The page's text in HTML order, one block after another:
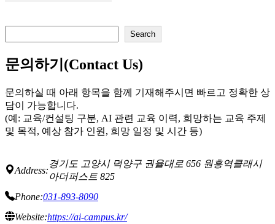
색
Search
문의하기(Contact Us)
문의하실 때 아래 항목을 함께 기재해주시면 빠르고 정확한 상
담이 가능합니다.
(예: 교육/컨설팅 구분, AI 관련 교육 이력, 희망하는 교육 주제
및 목적, 예상 참가 인원, 희망 일정 및 시간 등)
Address:
경기도 고양시 덕양구 권율대로 656 원흥역클래시
아더퍼스트 825
Phone:031-893-8090
Website:https://ai-campus.kr/